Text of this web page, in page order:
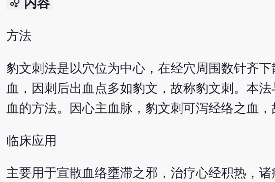
bubble_chart
方法
豹文刺法是以穴位为中心，在经穴周围数针齐
血，因刺后出血点多如豹文，故称豹文刺。本
血的方法。因心主血脉，豹文刺可泻经络之血，
临床应用
主要用于宣散血络壅滞之邪，治疗心经积热，诸